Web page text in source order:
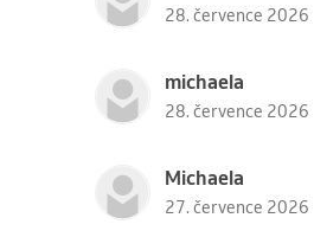
28. července 2026
michaela
28. července 2026
Michaela
27. července 2026